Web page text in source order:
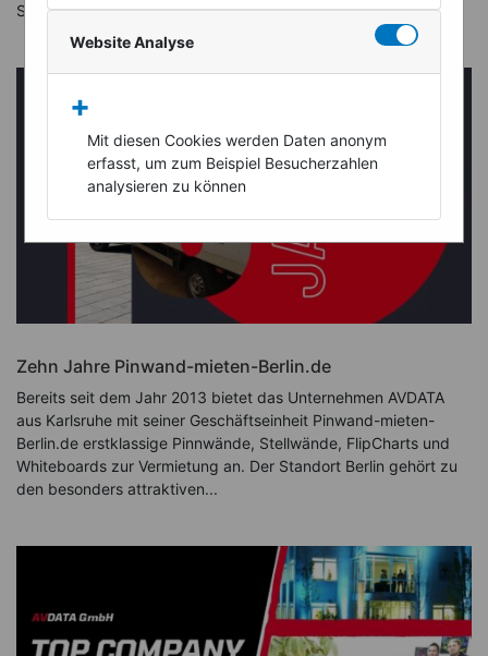
Website Analyse
+
Mit diesen Cookies werden Daten anonym
erfasst, um zum Beispiel Besucherzahlen
analysieren zu können
Selbständiger sind, dann sind...
Zehn Jahre Pinwand-mieten-Berlin.de
Bereits seit dem Jahr 2013 bietet das Unternehmen AVDATA
aus Karlsruhe mit seiner Geschäftseinheit Pinwand-mieten-
Berlin.de erstklassige Pinnwände, Stellwände, FlipCharts und
Whiteboards zur Vermietung an. Der Standort Berlin gehört zu
den besonders attraktiven...